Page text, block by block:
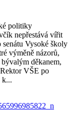
politiky
nepřestává vířit
senátu Vysoké školy
výměně názorů,
děkanem,
VŠE po
k...